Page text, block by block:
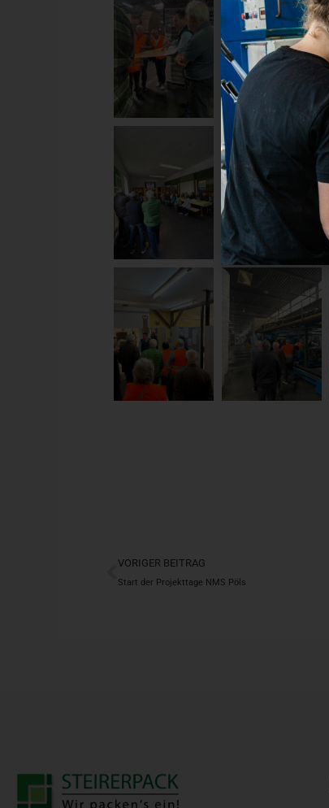
Zurück
VORIGER BEITRAG
Start der Projekttage NMS Pöls